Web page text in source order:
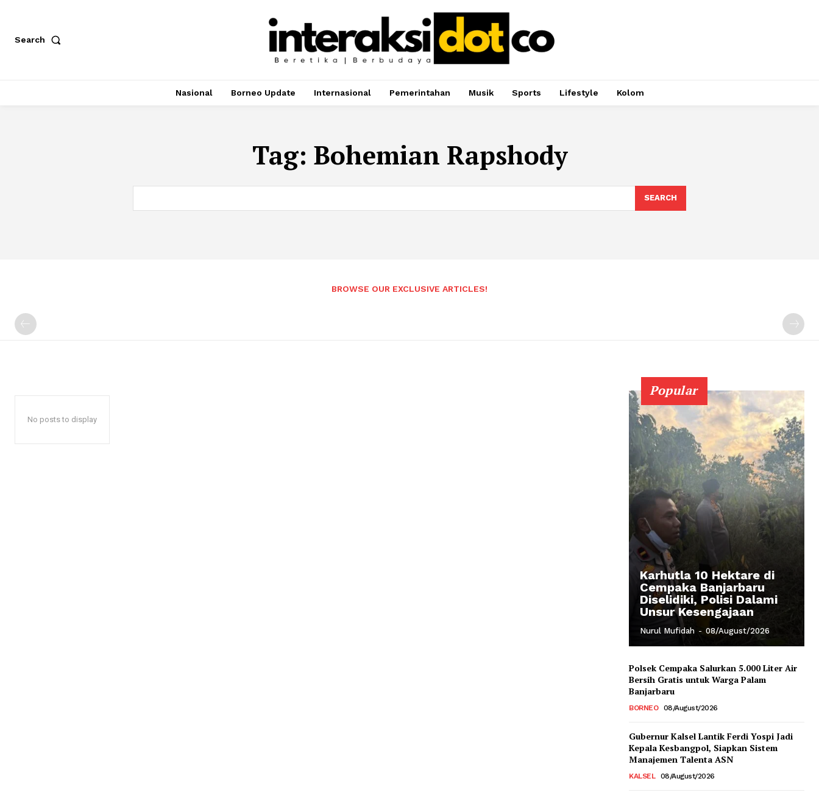
Search
Nasional Borneo Update Internasional Pemerintahan Musik Sports Lifestyle Kolom
Tag: Bohemian Rapshody
SEARCH
BROWSE OUR EXCLUSIVE ARTICLES!
No posts to display
Popular
Karhutla 10 Hektare di
Cempaka Banjarbaru
Diselidiki, Polisi Dalami
Unsur Kesengajaan
Nurul Mufidah - 08/August/2026
Polsek Cempaka Salurkan 5.000 Liter Air
Bersih Gratis untuk Warga Palam
Banjarbaru
BORNEO 08/August/2026
Gubernur Kalsel Lantik Ferdi Yospi Jadi
Kepala Kesbangpol, Siapkan Sistem
Manajemen Talenta ASN
KALSEL 08/August/2026